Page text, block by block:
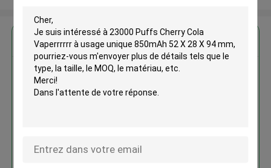
23000 Puffs Cherry Cola
Vaperrrrrr à usage unique